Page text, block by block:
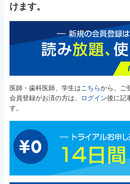
けます。
医師・歯科医師、学生は こちらから、ご
会員登録がお済の方は、
ログイン後に記
す。